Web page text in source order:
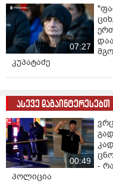
07:27
კუპატაძე
ასევე დაგაინტერესებთ
00:49
-
პოლიცია